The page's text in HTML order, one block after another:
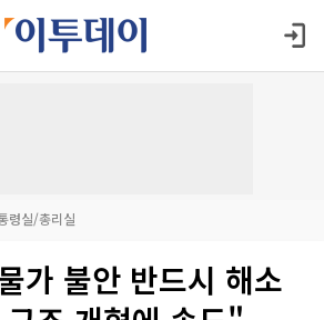
령실/총리실
가 불안 반드시 해소